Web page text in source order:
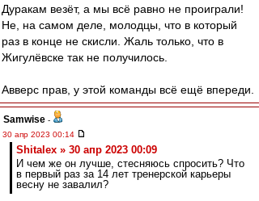
Дуракам везёт, а мы всё равно не проиграли!
Не, на самом деле, молодцы, что в который
раз в конце не скисли. Жаль только, что в
Жигулёвске так не получилось.
Авверс прав, у этой команды всё ещё впереди.
Samwise -
30 апр 2023 00:14
Shitalex » 30 апр 2023 00:09
И чем же он лучше, стесняюсь спросить? Что
в первый раз за 14 лет тренерской карьеры
весну не завалил?